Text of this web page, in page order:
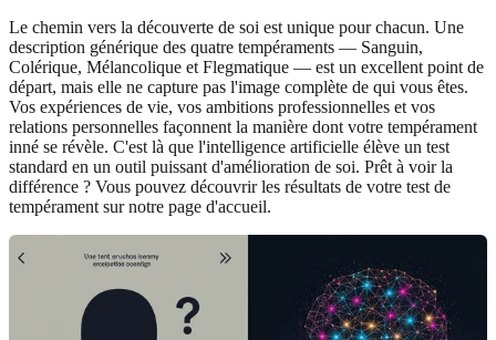
Le chemin vers la découverte de soi est unique pour chacun. Une
description générique des quatre tempéraments — Sanguin,
Colérique, Mélancolique et Flegmatique — est un excellent point de
départ, mais elle ne capture pas l'image complète de qui vous êtes.
Vos expériences de vie, vos ambitions professionnelles et vos
relations personnelles façonnent la manière dont votre tempérament
inné se révèle. C'est là que l'intelligence artificielle élève un test
standard en un outil puissant d'amélioration de soi. Prêt à voir la
différence ? Vous pouvez découvrir les résultats de votre test de
tempérament sur notre page d'accueil.